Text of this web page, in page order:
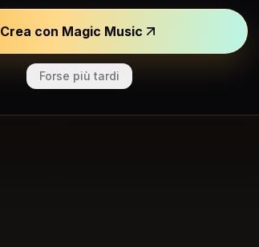
Crea con Magic Music
Forse più tardi